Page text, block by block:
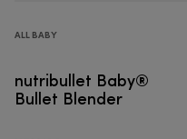
ALL BABY
nutribullet Baby®
Bullet Blender